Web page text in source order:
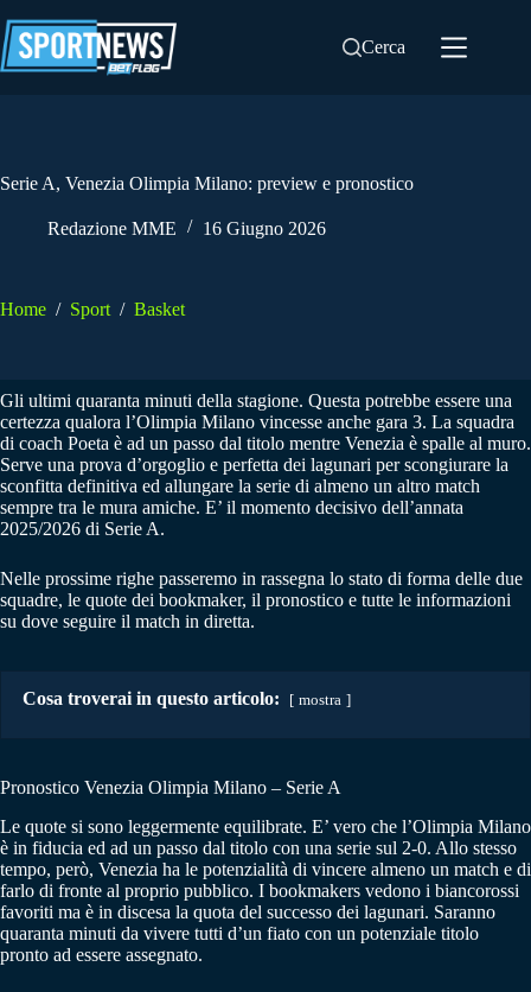
al
contenuto
Cerca
Serie A, Venezia Olimpia Milano: preview e pronostico
Redazione MME 16 Giugno 2026
Home / Sport / Basket
Gli ultimi quaranta minuti della stagione. Questa potrebbe essere una
certezza qualora l’Olimpia Milano vincesse anche gara 3. La squadra
di coach Poeta è ad un passo dal titolo mentre Venezia è spalle al muro.
Serve una prova d’orgoglio e perfetta dei lagunari per scongiurare la
sconfitta definitiva ed allungare la serie di almeno un altro match
sempre tra le mura amiche. E’ il momento decisivo dell’annata
2025/2026 di Serie A.
Nelle prossime righe passeremo in rassegna lo stato di forma delle due
squadre, le quote dei bookmaker, il pronostico e tutte le informazioni
su dove seguire il match in diretta.
Cosa troverai in questo articolo: mostra
Pronostico Venezia Olimpia Milano – Serie A
Le quote si sono leggermente equilibrate. E’ vero che l’Olimpia Milano
è in fiducia ed ad un passo dal titolo con una serie sul 2-0. Allo stesso
tempo, però, Venezia ha le potenzialità di vincere almeno un match e di
farlo di fronte al proprio pubblico. I bookmakers vedono i biancorossi
favoriti ma è in discesa la quota del successo dei lagunari. Saranno
quaranta minuti da vivere tutti d’un fiato con un potenziale titolo
pronto ad essere assegnato.